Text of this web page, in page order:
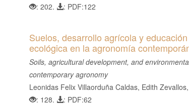
: 202.
: PDF:122
Suelos, desarrollo agrícola y
ecológica en la agronomía
Soils, agricultural development, and
contemporary agronomy
Leonidas Felix Villaorduña Caldas, Edith
: 128.
: PDF:62